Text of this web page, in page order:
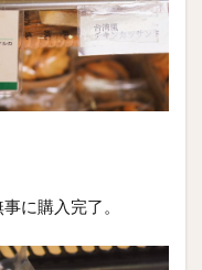
に購入完了。